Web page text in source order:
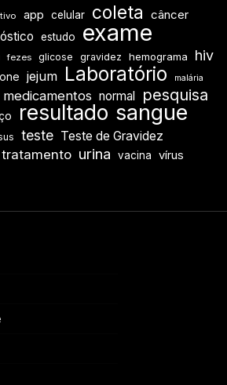
app celular coleta câncer
estudo exame
fezes glicose gravidez hemograma
hiv
jejum Laboratório malária
medicamentos normal pesquisa
resultado sangue
teste Teste de Gravidez
tratamento urina vacina vírus